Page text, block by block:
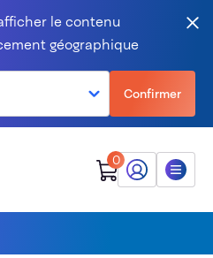
le contenu
géographique
Confirmer
0
Mon Audion
Menu